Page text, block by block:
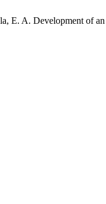
E. A. Development of